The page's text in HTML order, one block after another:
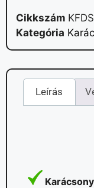
Cikkszám
Kategória
Leírás